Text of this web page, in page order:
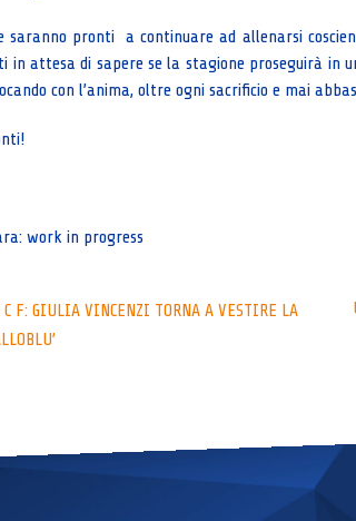
saranno pronti a continuare ad allenarsi
in attesa di sapere se la stagione proseguirà in
con l’anima, oltre ogni sacrificio e mai
work in progress
C F: GIULIA VINCENZI TORNA A VESTIRE LA